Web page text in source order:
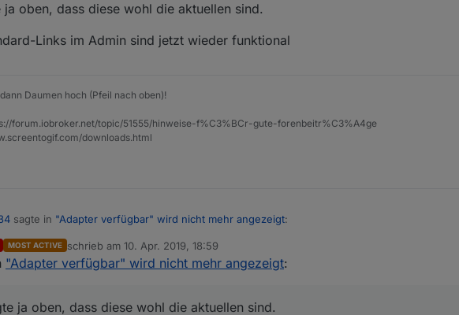
Stabilostick, Standard-Links im Admin sind jetzt wieder funktional
oben, dass diese wohl die aktuellen sind.
Links im Admin sind jetzt wieder funktional
Daumen hoch (Pfeil nach oben)!
forum.iobroker.net/topic/51555/hinweise-f%C3%BCr-gute-forenbeitr%C3%A4ge
downloads.html
sagte in "Adapter verfügbar" wird nicht mehr angezeigt:
http://iobroker.live/sources-dist.json~~
MOST ACTIVE schrieb am10. Apr. 2019, 18:59
zuletzt editiert von
"Adapter verfügbar" wird nicht mehr angezeigt:
ja oben, dass diese wohl die aktuellen sind.